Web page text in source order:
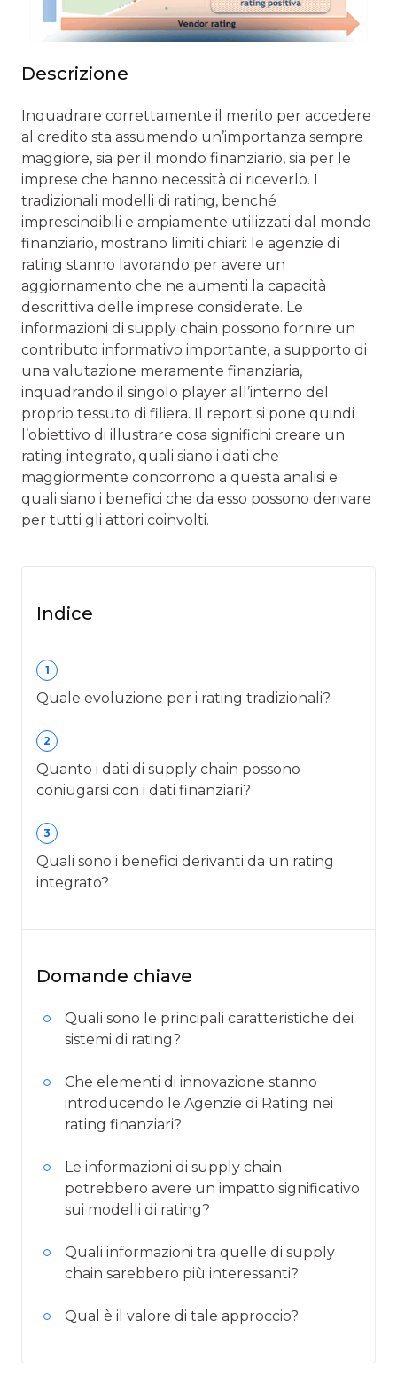
Descrizione
Inquadrare correttamente il merito per accedere
al credito sta assumendo un’importanza sempre
maggiore, sia per il mondo finanziario, sia per le
imprese che hanno necessità di riceverlo. I
tradizionali modelli di rating, benché
imprescindibili e ampiamente utilizzati dal mondo
finanziario, mostrano limiti chiari: le agenzie di
rating stanno lavorando per avere un
aggiornamento che ne aumenti la capacità
descrittiva delle imprese considerate. Le
informazioni di supply chain possono fornire un
contributo informativo importante, a supporto di
una valutazione meramente finanziaria,
inquadrando il singolo player all’interno del
proprio tessuto di filiera. Il report si pone quindi
l’obiettivo di illustrare cosa significhi creare un
rating integrato, quali siano i dati che
maggiormente concorrono a questa analisi e
quali siano i benefici che da esso possono derivare
per tutti gli attori coinvolti.
Indice
1
Quale evoluzione per i rating tradizionali?
2
Quanto i dati di supply chain possono
coniugarsi con i dati finanziari?
3
Quali sono i benefici derivanti da un rating
integrato?
Domande chiave
Quali sono le principali caratteristiche dei
sistemi di rating?
Che elementi di innovazione stanno
introducendo le Agenzie di Rating nei
rating finanziari?
Le informazioni di supply chain
potrebbero avere un impatto significativo
sui modelli di rating?
Quali informazioni tra quelle di supply
chain sarebbero più interessanti?
Qual è il valore di tale approccio?